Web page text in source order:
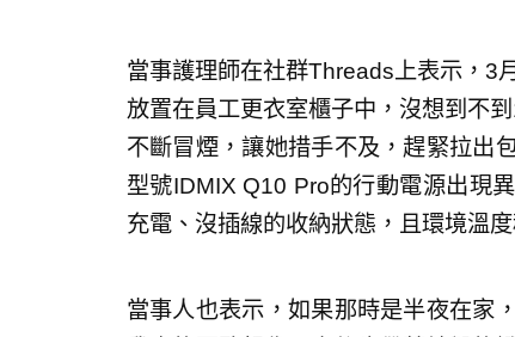
當事護理師在社群Threads上表示，3
放置在員工更衣室櫃子中，沒想到不
不斷冒煙，讓她措手不及，趕緊拉出
型號IDMIX Q10 Pro的行動電源出現
充電、沒插線的收納狀態，且環境溫度
當事人也表示，如果那時是半夜在家